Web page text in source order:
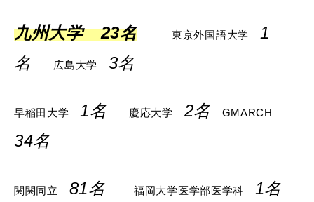
九州大学 23名 東京外国語大学 1
名 広島大学 3名
早稲田大学 1名 慶応大学 2名 GMARCH
34名
関関同立 81名 福岡大学医学部医学科 1名